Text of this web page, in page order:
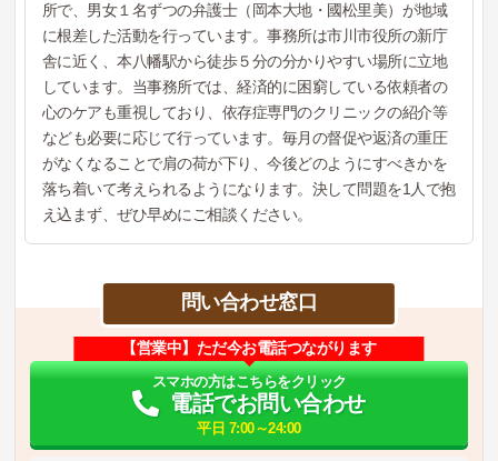
所で、男女１名ずつの弁護士（岡本大地・國松里美）が地域
に根差した活動を行っています。事務所は市川市役所の新庁
舎に近く、本八幡駅から徒歩５分の分かりやすい場所に立地
しています。当事務所では、経済的に困窮している依頼者の
心のケアも重視しており、依存症専門のクリニックの紹介等
なども必要に応じて行っています。毎月の督促や返済の重圧
がなくなることで肩の荷が下り、今後どのようにすべきかを
落ち着いて考えられるようになります。決して問題を1人で抱
え込まず、ぜひ早めにご相談ください。
問い合わせ窓口
【営業中】ただ今お電話つながります
スマホの方はこちらをクリック
電話でお問い合わせ
平日 7:00～24:00